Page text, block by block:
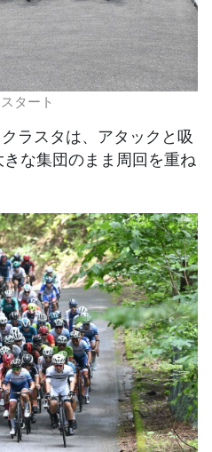
タート
ラスタは、アタックと吸
な集団のまま周回を重ね